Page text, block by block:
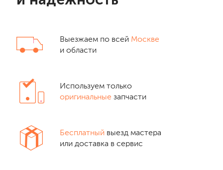
Выезжаем по всей Москве
и области
Используем только
оригинальные запчасти
Бесплатный выезд мастера
или доставка в сервис